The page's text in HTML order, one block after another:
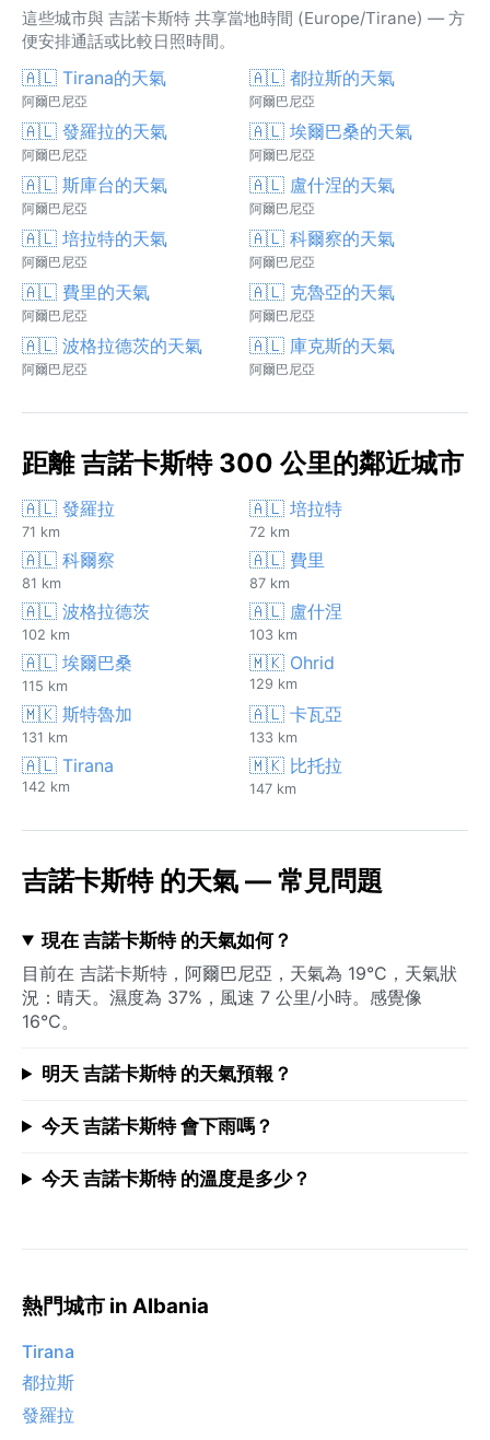
這些城市與 吉諾卡斯特 共享當地時間 (Europe/Tirane) — 方
便安排通話或比較日照時間。
🇦🇱 Tirana的天氣
阿爾巴尼亞
🇦🇱 都拉斯的天氣
阿爾巴尼亞
🇦🇱 發羅拉的天氣
阿爾巴尼亞
🇦🇱 埃爾巴桑的天氣
阿爾巴尼亞
🇦🇱 斯庫台的天氣
阿爾巴尼亞
🇦🇱 盧什涅的天氣
阿爾巴尼亞
🇦🇱 培拉特的天氣
阿爾巴尼亞
🇦🇱 科爾察的天氣
阿爾巴尼亞
🇦🇱 費里的天氣
阿爾巴尼亞
🇦🇱 克魯亞的天氣
阿爾巴尼亞
🇦🇱 波格拉德茨的天氣
阿爾巴尼亞
🇦🇱 庫克斯的天氣
阿爾巴尼亞
距離 吉諾卡斯特 300 公里的鄰近城市
🇦🇱 發羅拉
71 km
🇦🇱 培拉特
72 km
🇦🇱 科爾察
81 km
🇦🇱 費里
87 km
🇦🇱 波格拉德茨
102 km
🇦🇱 盧什涅
103 km
🇦🇱 埃爾巴桑
115 km
🇲🇰 Ohrid
129 km
🇲🇰 斯特魯加
131 km
🇦🇱 卡瓦亞
133 km
🇦🇱 Tirana
142 km
🇲🇰 比托拉
147 km
吉諾卡斯特 的天氣 — 常見問題
現在 吉諾卡斯特 的天氣如何？
目前在 吉諾卡斯特，阿爾巴尼亞，天氣為 19°C，天氣狀
況：晴天。濕度為 37%，風速 7 公里/小時。感覺像
16°C。
明天 吉諾卡斯特 的天氣預報？
今天 吉諾卡斯特 會下雨嗎？
今天 吉諾卡斯特 的溫度是多少？
熱門城市 in Albania
Tirana
都拉斯
發羅拉